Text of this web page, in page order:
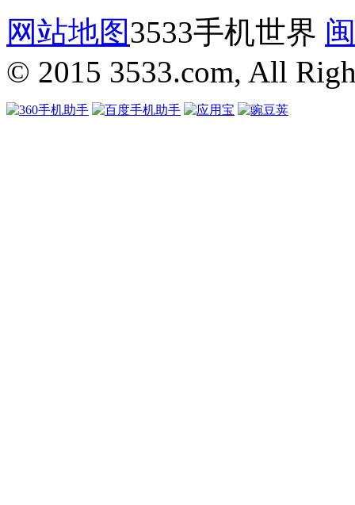
网站地图3533手机世界
© 2015 3533.com, All